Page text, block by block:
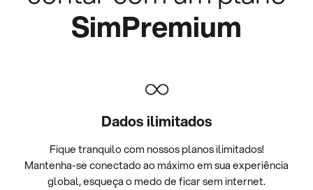
SimPremium
Dados ilimitados
Fique tranquilo com nossos planos ilimitados!
Mantenha-se conectado ao máximo em sua experiência
global, esqueça o medo de ficar sem internet.